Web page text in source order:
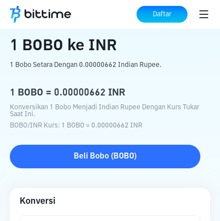
Daftar
Beranda Konverter Kripto INR
1 BOBO ke INR
1 Bobo Setara Dengan 0.00000662 Indian Rupee.
1 BOBO = 0.00000662 INR
Konversikan 1 Bobo Menjadi Indian Rupee Dengan Kurs Tukar
Saat Ini.
BOBO/INR Kurs: 1 BOBO = 0.00000662 INR
Beli Bobo ( BOBO)
Konversi